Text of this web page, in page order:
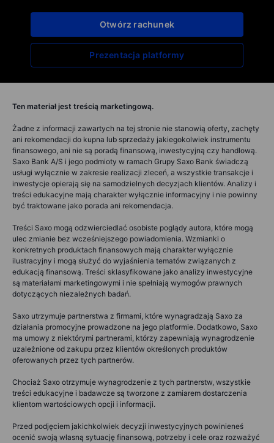
Prezentacja platformy
Otwórz rachunek
Ten materiał jest treścią marketingową.
Żadne z informacji zawartych na tej stronie nie stanowią oferty, zachęty
ani rekomendacji do kupna lub sprzedaży jakiegokolwiek instrumentu
finansowego, ani nie są poradą finansową, inwestycyjną czy handlową.
Saxo Bank A/S i jego podmioty w ramach Grupy Saxo Bank świadczą
usługi wyłącznie w zakresie realizacji zleceń, a wszystkie transakcje i
inwestycje opierają się na samodzielnych decyzjach klientów. Analizy i
treści edukacyjne mają charakter wyłącznie informacyjny i nie powinny
być traktowane jako porada ani rekomendacja.
Treści Saxo mogą odzwierciedlać osobiste poglądy autora, które mogą
ulec zmianie bez wcześniejszego powiadomienia. Wzmianki o
konkretnych produktach finansowych mają charakter wyłącznie
ilustracyjny i mogą służyć do wyjaśnienia tematów związanych z
edukacją finansową. Treści sklasyfikowane jako analizy inwestycyjne
są materiałami marketingowymi i nie spełniają wymogów prawnych
dotyczących niezależnych badań.
Saxo utrzymuje partnerstwa z firmami, które wynagradzają Saxo za
działania promocyjne prowadzone na jego platformie. Dodatkowo, Saxo
ma umowy z niektórymi partnerami, którzy zapewniają wynagrodzenie
uzależnione od zakupu przez klientów określonych produktów
oferowanych przez tych partnerów.
Chociaż Saxo otrzymuje wynagrodzenie z tych partnerstw, wszystkie
treści edukacyjne i badawcze są tworzone z zamiarem dostarczenia
klientom wartościowych opcji i informacji.
Przed podjęciem jakichkolwiek decyzji inwestycyjnych powinieneś
ocenić swoją własną sytuację finansową, potrzeby i cele oraz rozważyć